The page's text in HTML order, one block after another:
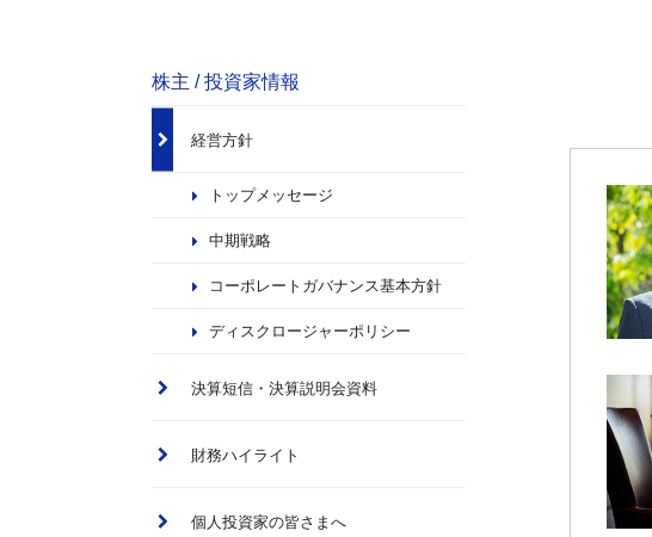
株主 / 投資家情報
経営方針
トップメッセージ
中期戦略
コーポレートガバナンス基本方針
ディスクロージャーポリシー
決算短信・決算説明会資料
財務ハイライト
個人投資家の皆さまへ